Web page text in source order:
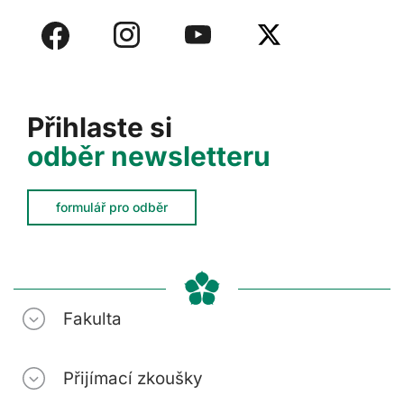
Přihlaste si
odběr newsletteru
formulář pro odběr
Fakulta
Přijímací zkoušky